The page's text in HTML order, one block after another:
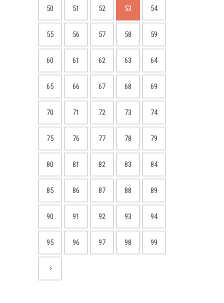
50 51 52 53 54
55 56 57 58 59
60 61 62 63 64
65 66 67 68 69
70 71 72 73 74
75 76 77 78 79
80 81 82 83 84
85 86 87 88 89
90 91 92 93 94
95 96 97 98 99